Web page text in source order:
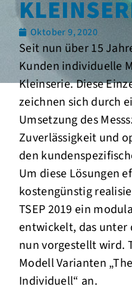
Oktober 9, 2020
Seit nun über 15
Kunden individuelle
Kleinserie. Diese
zeichnen sich durch
Umsetzung des
Zuverlässigkeit und
den
Um diese Lösungen
kostengünstig
TSEP 2019 ein
entwickelt, das unter
nun vorgestellt wird.
Modell Varianten
Individuell“ an.